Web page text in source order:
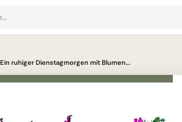
Ein ruhiger Dienstagmorgen mit Blumen...